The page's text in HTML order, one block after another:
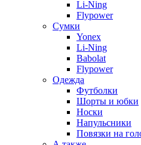
Li-Ning
Flypower
Сумки
Yonex
Li-Ning
Babolat
Flypower
Одежда
Футболки
Шорты и юбки
Носки
Напульсники
Повязки на